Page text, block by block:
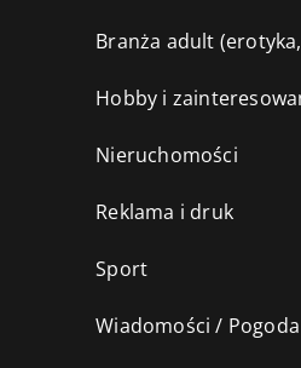
Branża adult
Hobby i
Nieruchomości
Reklama i druk
Sport
Wiadomości /